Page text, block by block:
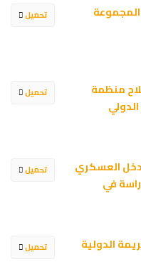
تحميل
تحميل
منظمة
تحميل
العسكري
في
تحميل الدولية